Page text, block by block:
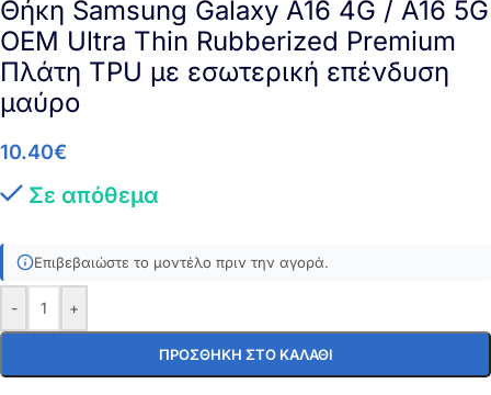
Θήκη Samsung Galaxy A16 4G / A16 5G
OEM Ultra Thin Rubberized Premium
Πλάτη TPU με εσωτερική επένδυση
μαύρο
10.40€
Σε απόθεμα
Επιβεβαιώστε το μοντέλο πριν την αγορά.
- +
ΠΡΟΣΘΉΚΗ ΣΤΟ ΚΑΛΆΘΙ